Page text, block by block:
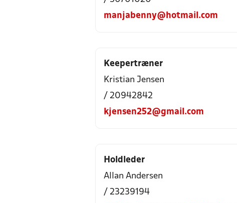
manjabenny@hotmail.com
Keepertræner
Kristian Jensen
/ 20942842
kjensen252@gmail.com
Holdleder
Allan Andersen
/ 23239194